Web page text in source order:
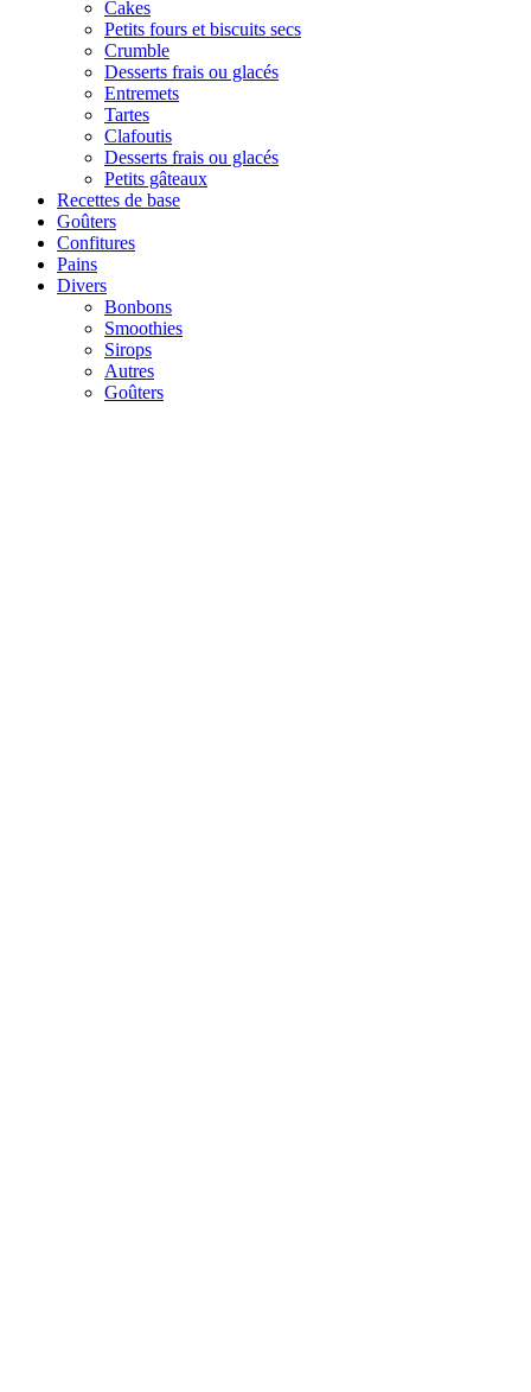
Cakes
Petits fours et biscuits secs
Crumble
Desserts frais ou glacés
Entremets
Tartes
Clafoutis
Desserts frais ou glacés
Petits gâteaux
Recettes de base
Goûters
Confitures
Pains
Divers
Bonbons
Smoothies
Sirops
Autres
Goûters